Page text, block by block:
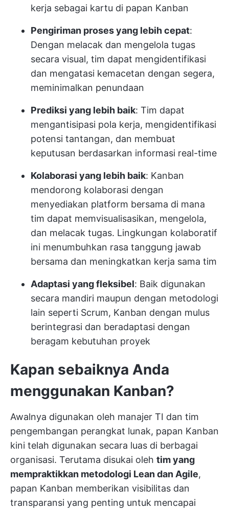
kerja sebagai kartu di papan Kanban
Pengiriman proses yang lebih cepat:
Dengan melacak dan mengelola tugas
secara visual, tim dapat mengidentifikasi
dan mengatasi kemacetan dengan segera,
meminimalkan penundaan
Prediksi yang lebih baik: Tim dapat
mengantisipasi pola kerja, mengidentifikasi
potensi tantangan, dan membuat
keputusan berdasarkan informasi real-time
Kolaborasi yang lebih baik: Kanban
mendorong kolaborasi dengan
menyediakan platform bersama di mana
tim dapat memvisualisasikan, mengelola,
dan melacak tugas. Lingkungan kolaboratif
ini menumbuhkan rasa tanggung jawab
bersama dan meningkatkan kerja sama tim
Adaptasi yang fleksibel: Baik digunakan
secara mandiri maupun dengan metodologi
lain seperti Scrum, Kanban dengan mulus
berintegrasi dan beradaptasi dengan
beragam kebutuhan proyek
Kapan sebaiknya Anda
menggunakan Kanban?
Awalnya digunakan oleh manajer TI dan tim
pengembangan perangkat lunak, papan Kanban
kini telah digunakan secara luas di berbagai
organisasi. Terutama disukai oleh tim yang
mempraktikkan metodologi Lean dan Agile,
papan Kanban memberikan visibilitas dan
transparansi yang penting untuk mencapai